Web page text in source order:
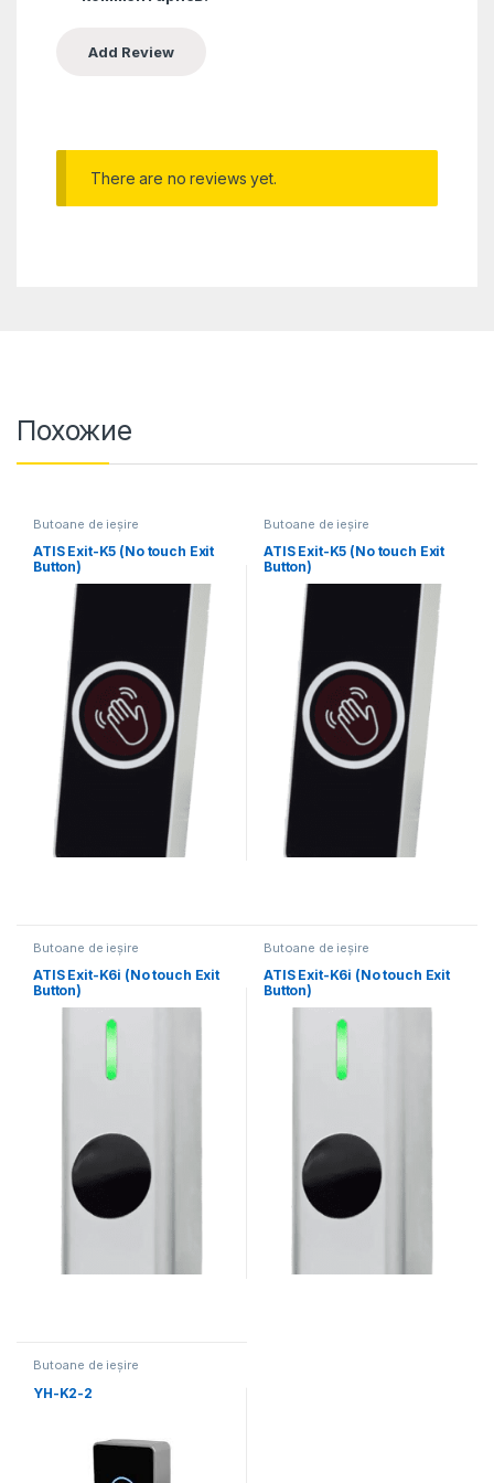
There are no reviews yet.
Похожие
Butoane de ieșire
ATIS Exit-K5 (No touch Exit
Button)
Butoane de ieșire
ATIS Exit-K5 (No touch Exit
Button)
Butoane de ieșire
ATIS Exit-K6i (No touch Exit
Button)
Butoane de ieșire
ATIS Exit-K6i (No touch Exit
Button)
Butoane de ieșire
YH-K2-2